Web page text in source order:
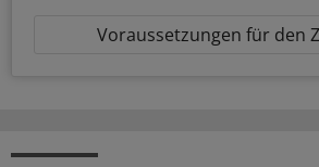
Voraussetzungen für den